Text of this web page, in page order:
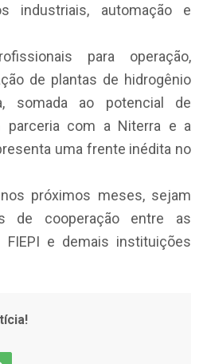
industriais, automação e
para operação,
de plantas de hidrogênio
somada ao potencial de
parceria com a Niterra e a
uma frente inédita no
próximos meses, sejam
de cooperação entre as
FIEPI e demais instituições